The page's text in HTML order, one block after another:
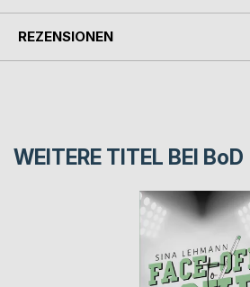
REZENSIONEN
WEITERE TITEL BEI BoD